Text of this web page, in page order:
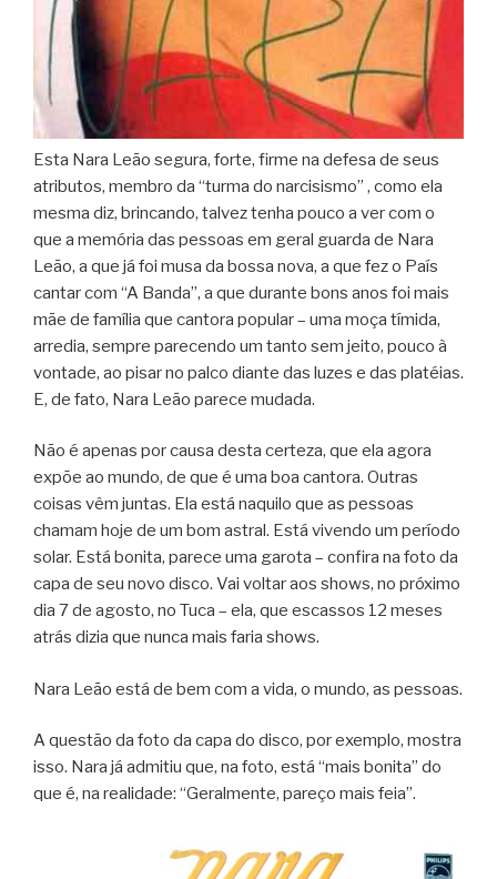
Esta Nara Leão segura, forte, firme na defesa de seus
atributos, membro da “turma do narcisismo” , como ela
mesma diz, brincando, talvez tenha pouco a ver com o
que a memória das pessoas em geral guarda de Nara
Leão, a que já foi musa da bossa nova, a que fez o País
cantar com “A Banda”, a que durante bons anos foi mais
mãe de família que cantora popular – uma moça tímida,
arredia, sempre parecendo um tanto sem jeito, pouco à
vontade, ao pisar no palco diante das luzes e das platéias.
E, de fato, Nara Leão parece mudada.
Não é apenas por causa desta certeza, que ela agora
expõe ao mundo, de que é uma boa cantora. Outras
coisas vêm juntas. Ela está naquilo que as pessoas
chamam hoje de um bom astral. Está vivendo um período
solar. Está bonita, parece uma garota – confira na foto da
capa de seu novo disco. Vai voltar aos shows, no próximo
dia 7 de agosto, no Tuca – ela, que escassos 12 meses
atrás dizia que nunca mais faria shows.
Nara Leão está de bem com a vida, o mundo, as pessoas.
A questão da foto da capa do disco, por exemplo, mostra
isso. Nara já admitiu que, na foto, está “mais bonita” do
que é, na realidade: “Geralmente, pareço mais feia”.